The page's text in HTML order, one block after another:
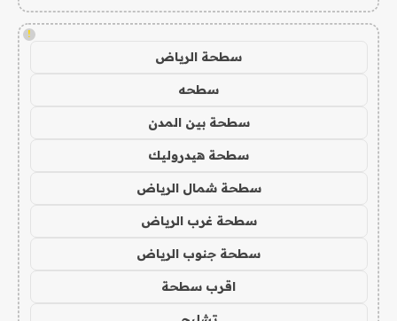
!
سطحة الرياض
سطحه
سطحة بين المدن
سطحة هيدروليك
سطحة شمال الرياض
سطحة غرب الرياض
سطحة جنوب الرياض
اقرب سطحة